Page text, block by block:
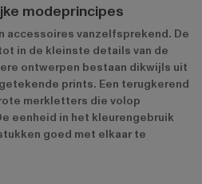
modeprincipes
accessoires vanzelfsprekend. De
in de kleinste details van de
ontwerpen bestaan dikwijls uit
prints. Een terugkerend
merkletters die volop
eenheid in het kleurengebruik
goed met elkaar te